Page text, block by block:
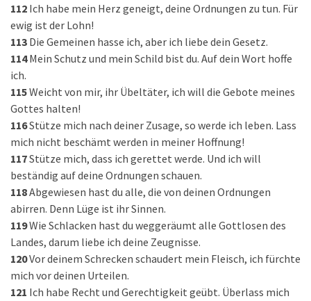
112 Ich habe mein Herz geneigt, deine Ordnungen zu tun. Für
ewig ist der Lohn!
113 Die Gemeinen hasse ich, aber ich liebe dein Gesetz.
114 Mein Schutz und mein Schild bist du. Auf dein Wort hoffe
ich.
115Weicht von mir, ihr Übeltäter, ich will die Gebote meines
Gottes halten!
116Stütze mich nach deiner Zusage, so werde ich leben. Lass
mich nicht beschämt werden in meiner Hoffnung!
117Stütze mich, dass ich gerettet werde. Und ich will
beständig auf deine Ordnungen schauen.
118Abgewiesen hast du alle, die von deinen Ordnungen
abirren. Denn Lüge ist ihr Sinnen.
119Wie Schlacken hast du weggeräumt alle Gottlosen des
Landes, darum liebe ich deine Zeugnisse.
120Vor deinem Schrecken schaudert mein Fleisch, ich fürchte
mich vor deinen Urteilen.
121 Ich habe Recht und Gerechtigkeit geübt. Überlass mich